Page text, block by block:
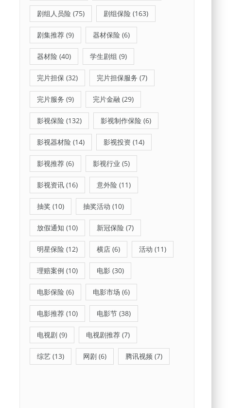
剧组人员险 (75) 剧组保险 (163)
剧集推荐 (9) 器材保险 (6)
器材险 (40) 学生剧组 (9)
完片担保 (32) 完片担保服务 (7)
完片服务 (9) 完片金融 (29)
影视保险 (132) 影视制作保险 (6)
影视器材险 (14) 影视投资 (14)
影视推荐 (6) 影视行业 (5)
影视资讯 (16) 意外险 (11)
抽奖 (10) 抽奖活动 (10)
放假通知 (10) 新冠保险 (7)
明星保险 (12) 横店 (6) 活动 (11)
理赔案例 (10) 电影 (30)
电影保险 (6) 电影市场 (6)
电影推荐 (10) 电影节 (38)
电视剧 (9) 电视剧推荐 (7)
综艺 (13) 网剧 (6) 腾讯视频 (7)